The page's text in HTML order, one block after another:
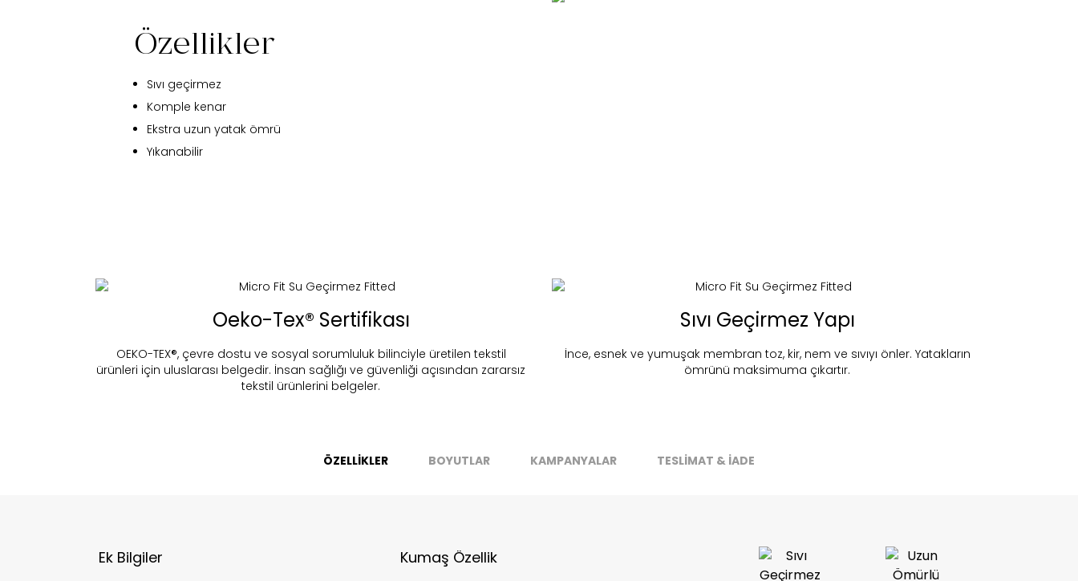
Find in Store
Select an option. SUBMIT
might be available but we can't guarantee it'll be there for long.
Özellikler
Sıvı geçirmez
Komple kenar
Ekstra uzun yatak ömrü
Yıkanabilir
Oeko-Tex® Sertifikası
OEKO-TEX®, çevre dostu ve sosyal sorumluluk bilinciyle üretilen tekstil
ürünleri için uluslarası belgedir. İnsan sağlığı ve güvenliği açısından zararsız
tekstil ürünlerini belgeler.
Sıvı Geçirmez Yapı
İnce, esnek ve yumuşak membran toz, kir, nem ve sıvıyı önler. Yatakların
ömrünü maksimuma çıkartır.
ÖZELLİKLER BOYUTLAR KAMPANYALAR TESLİMAT & İADE
Ek Bilgiler Kumaş Özellik
Stok Uyarı
Kapat